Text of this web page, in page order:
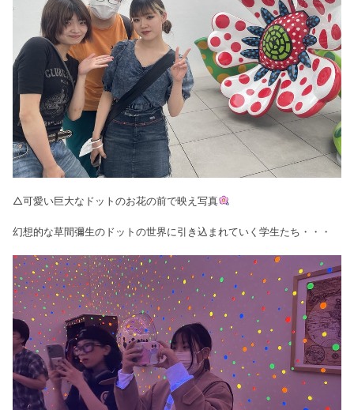
△可愛い巨大なドットのお花の前で映え写真
幻想的な草間彌生のドットの世界に引き込まれていく学生たち・・・